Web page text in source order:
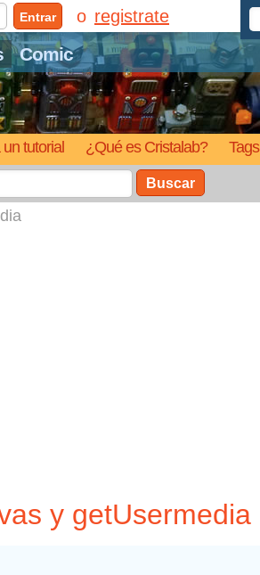
Comic
tutorial ¿Qué es Cristalab? Tags
Entrar registrate
Buscar
y getUsermedia